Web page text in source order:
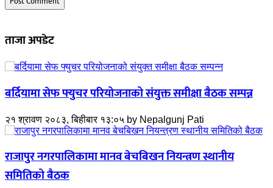
ताजा अपडेट
बर्दियामा सेफ फ्युचर परियोजनाको संयुक्त समीक्षा बैठक सम्पन्न
२१ श्रावण २०८३, बिहीबार १३:०५ by Nepalgunj Pati
राजापुर नगरपालिकामा मानव बेचबिखन नियन्त्रण स्थानीय
समितिको बैठक